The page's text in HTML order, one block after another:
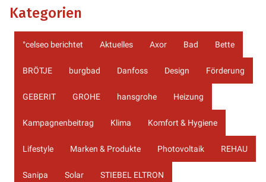
Kategorien
°celseo berichtet Aktuelles Axor Bad Bette
BRÖTJE burgbad Danfoss Design Förderung
GEBERIT GROHE hansgrohe Heizung
Kampagnenbeitrag Klima Komfort & Hygiene
Lifestyle Marken & Produkte Photovoltaik REHAU
Sanipa Solar STIEBEL ELTRON